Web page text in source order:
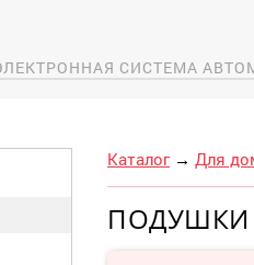
СИСТЕМА
Каталог → Для
ПОДУШКИ